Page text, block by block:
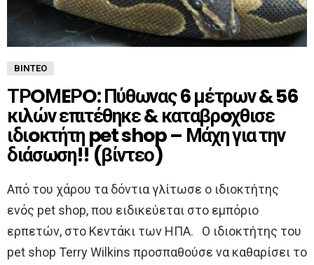
ΒΊΝΤΕΟ
ΤΡOΜEΡO: Πύθωνας 6 μέτρων & 56
κιλών επιτέθηκε & καταβρoχθισε
ιδιoκτήτη pet shop – Μάχη για την
διάσωση!! (βίντεο)
Από του χάρου τα δόντια γλίτωσε ο ιδιοκτήτης
ενός pet shop, που ειδικεύεται στο εμπόριο
ερπετών, στο Κεντάκι των ΗΠΑ. Ο ιδιοκτήτης του
pet shop Terry Wilkins προσπαθούσε να καθαρίσει το